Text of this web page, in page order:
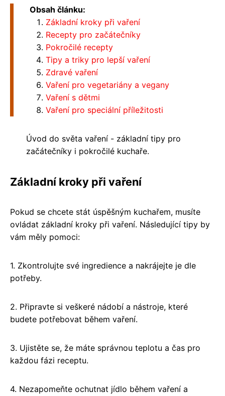
Obsah článku:
Základní kroky při vaření
Recepty pro začátečníky
Pokročilé recepty
Tipy a triky pro lepší vaření
Zdravé vaření
Vaření pro vegetariány a vegany
Vaření s dětmi
Vaření pro speciální příležitosti
Úvod do světa vaření - základní tipy pro
začátečníky i pokročilé kuchaře.
Základní kroky při vaření
Pokud se chcete stát úspěšným kuchařem, musíte
ovládat základní kroky při vaření. Následující tipy by
vám měly pomoci:
1. Zkontrolujte své ingredience a nakrájejte je dle
potřeby.
2. Připravte si veškeré nádobí a nástroje, které
budete potřebovat během vaření.
3. Ujistěte se, že máte správnou teplotu a čas pro
každou fázi receptu.
4. Nezapomeňte ochutnat jídlo během vaření a